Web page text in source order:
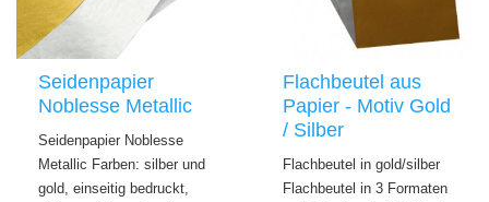
Seidenpapier
Noblesse Metallic
Seidenpapier Noblesse
Metallic Farben: silber und
gold, einseitig bedruckt,
Flachbeutel aus
Papier - Motiv Gold
/ Silber
Flachbeutel in gold/silber
Flachbeutel in 3 Formaten